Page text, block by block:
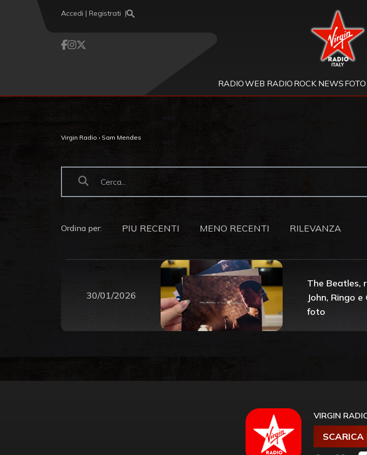
Accedi | Registrati Virgin
RADIOWEB RADIO ROCK NEWS FOTO
Virgin Radio › Sam Mendes
Ordina per: PIU RECENTI MENO RECENTI RILEVANZA
30/01/2026
The Beatles,
John, Ringo
foto
VIRGIN
SCARICA